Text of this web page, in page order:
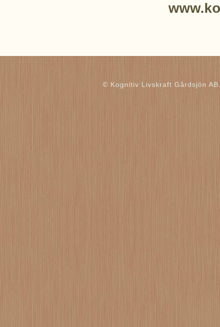
© Kognitiv Livskraft Gårdsjön